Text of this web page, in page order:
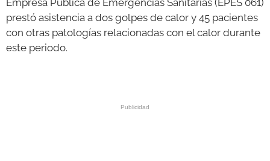
Empresa Pública de Emergencias Sanitarias (EPES 061)
prestó asistencia a dos golpes de calor y 45 pacientes
con otras patologías relacionadas con el calor durante
este periodo.